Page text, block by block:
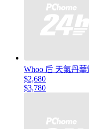
Whoo 后 天氣丹
$2,680
$3,780